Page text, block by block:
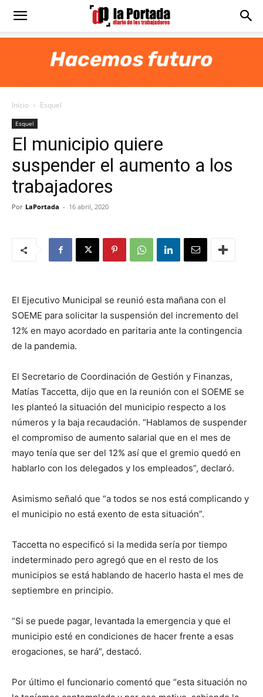
Diario
Portada
Inicio Esquel
Esquel
El municipio quiere
suspender el aumento a los
trabajadores
Por LaPortada - 16 abril, 2020
El Ejecutivo Municipal se reunió esta mañana con el
SOEME para solicitar la suspensión del incremento del
12% en mayo acordado en paritaria ante la contingencia
de la pandemia.
El Secretario de Coordinación de Gestión y Finanzas,
Matías Taccetta, dijo que en la reunión con el SOEME se
les planteó la situación del municipio respecto a los
números y la baja recaudación. “Hablamos de suspender
el compromiso de aumento salarial que en el mes de
mayo tenía que ser del 12% así que el gremio quedó en
hablarlo con los delegados y los empleados”, declaró.
Asimismo señaló que “a todos se nos está complicando y
el municipio no está exento de esta situación”.
Taccetta no especificó si la medida sería por tiempo
indeterminado pero agregó que en el resto de los
municipios se está hablando de hacerlo hasta el mes de
septiembre en principio.
“Si se puede pagar, levantada la emergencia y que el
municipio esté en condiciones de hacer frente a esas
erogaciones, se hará”, destacó.
Por último el funcionario comentó que “esta situación no